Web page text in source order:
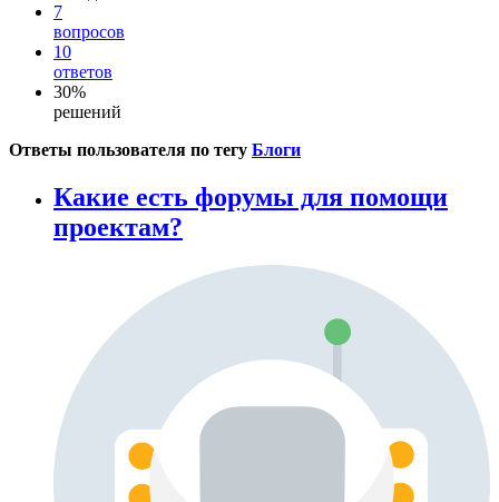
7
вопросов
10
ответов
30%
решений
Ответы пользователя по тегу Блоги
Какие есть форумы для помощи
проектам?